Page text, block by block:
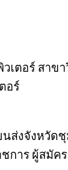
ตอร์ สาข
อร์
งจังหวัด
าร ผู้สมัค